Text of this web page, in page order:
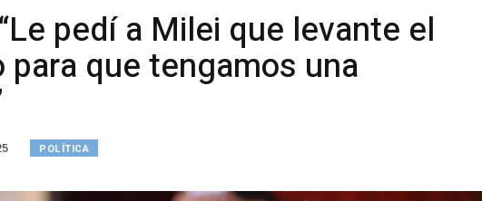
pedí a Milei que levante el
que tengamos una
POLÍTICA